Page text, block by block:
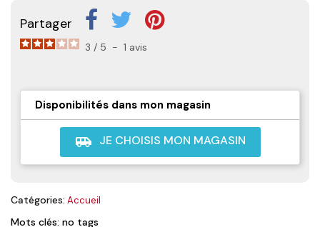
Partager
3 / 5 - 1 avis
Disponibilités dans mon magasin
airport_shuttle JE CHOISIS MON MAGASIN
Catégories: Accueil
Mots clés: no tags